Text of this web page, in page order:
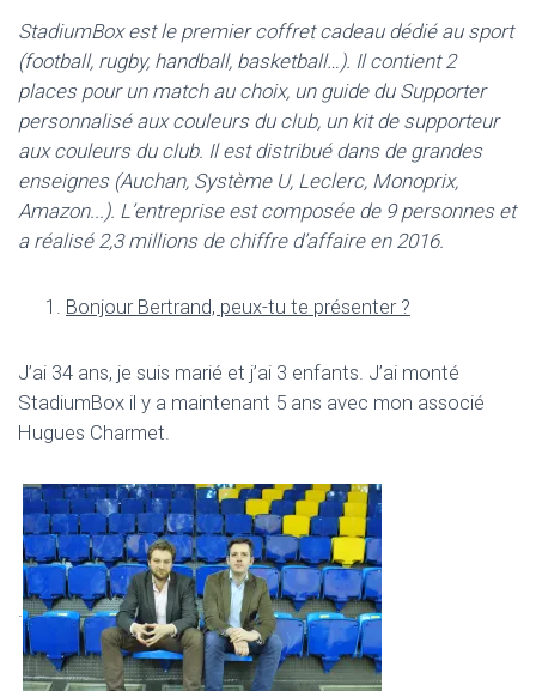
O
StadiumBox est le premier coffret cadeau dédié au sport
(football, rugby, handball, basketball…). Il contient 2
places pour un match au choix, un guide du Supporter
personnalisé aux couleurs du club, un kit de supporteur
aux couleurs du club. Il est distribué dans de grandes
enseignes (Auchan, Système U, Leclerc, Monoprix,
Amazon...). Lentreprise est composée de 9 personnes et
a réalisé 2,3 millions de chiffre d’affaire en 2016.
Bonjour Bertrand, peux-tu te présenter ?
J’ai 34 ans, je suis marié et j’ai 3 enfants. J’ai monté
StadiumBox il y a maintenant 5 ans avec mon associé
Hugues Charmet.